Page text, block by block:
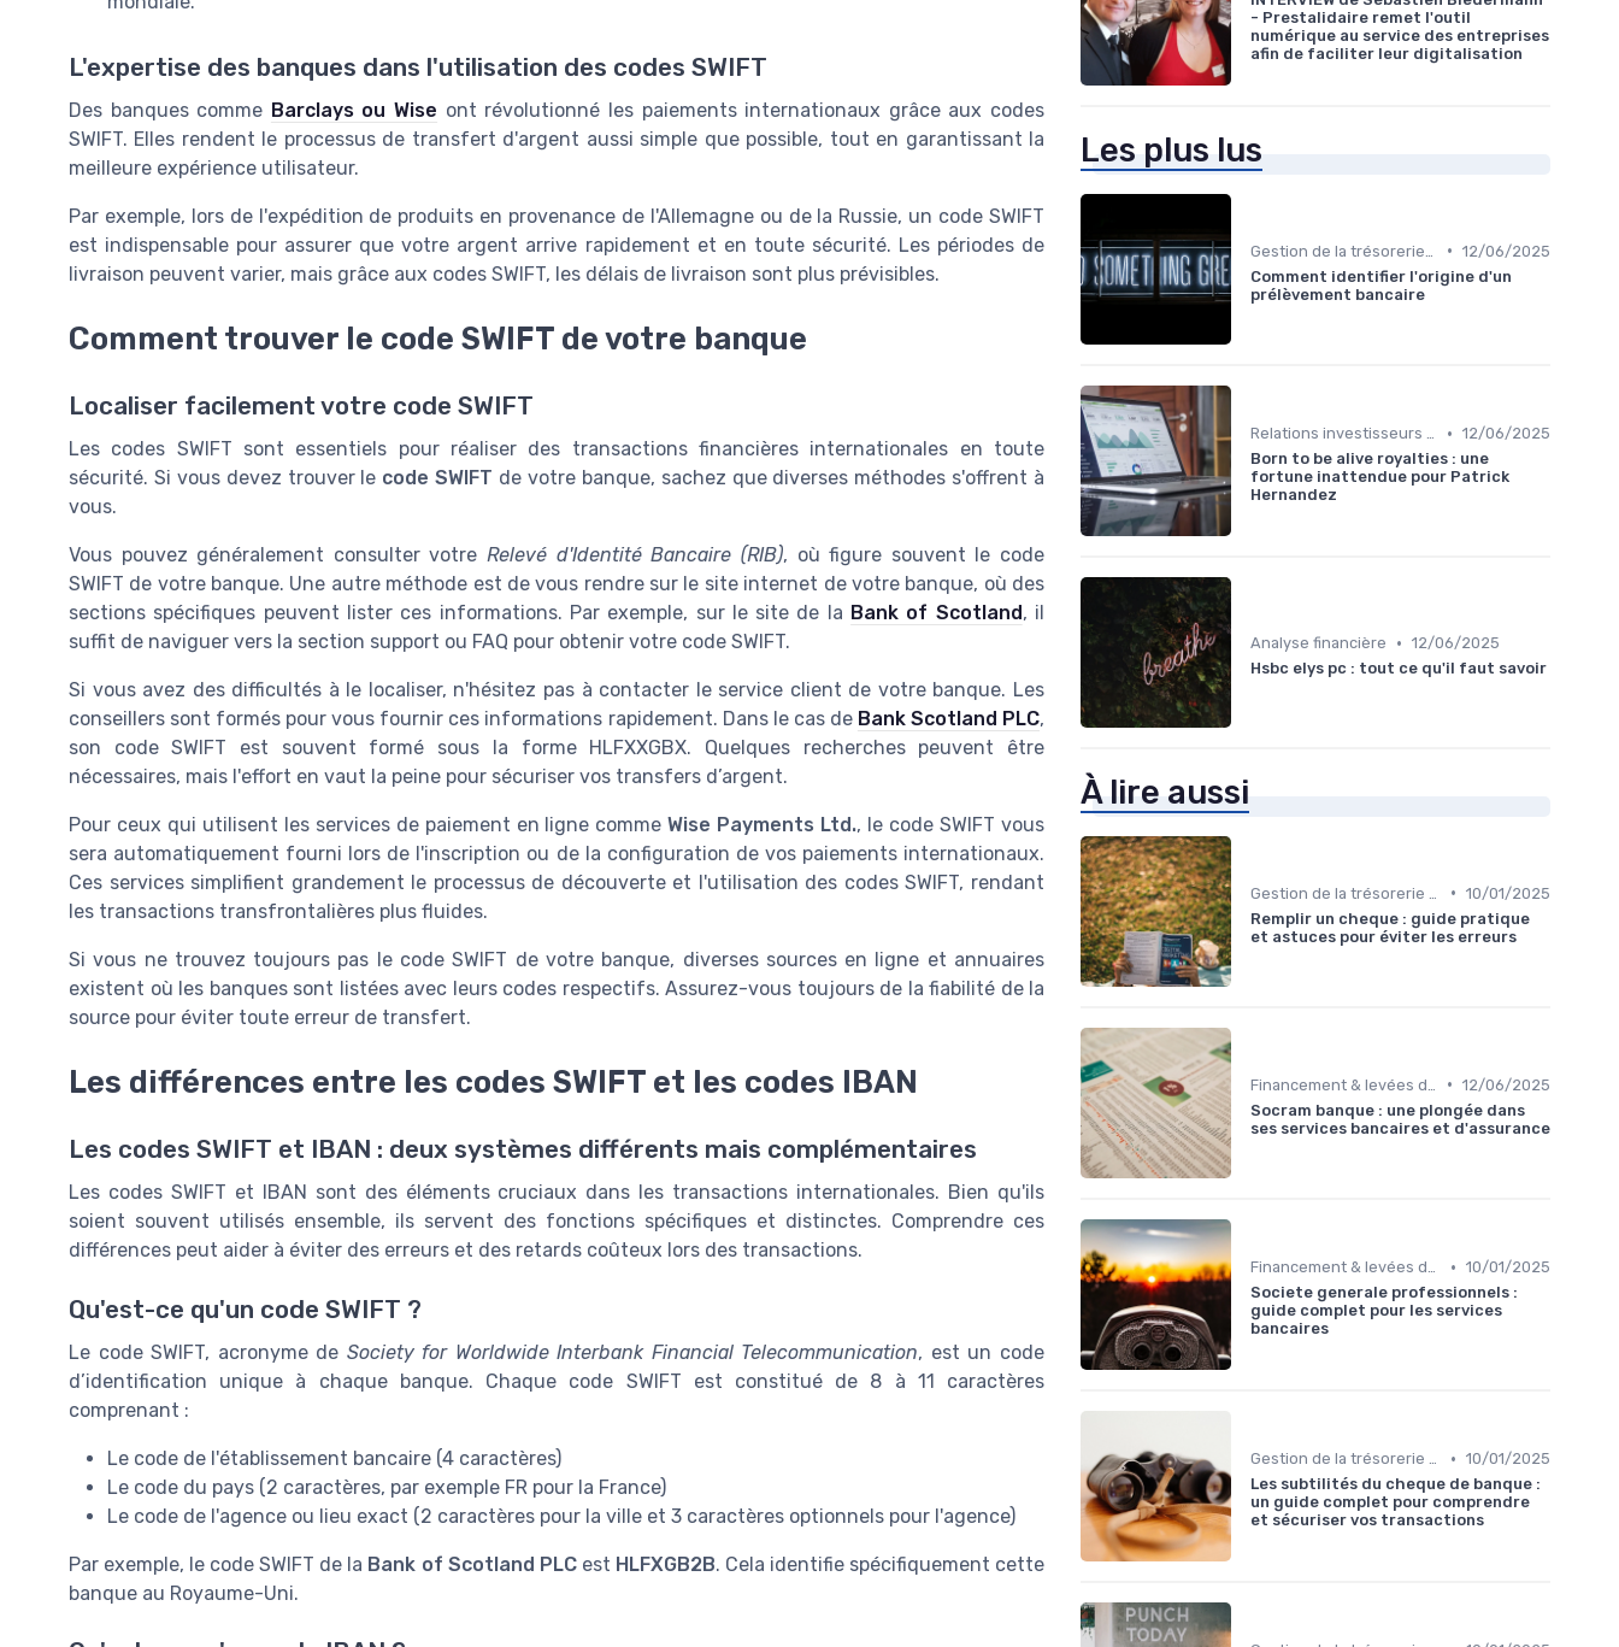
L'expertise des banques dans l'utilisation des codes SWIFT
Des banques comme Barclays ou Wise ont révolutionné les paiements internationaux grâce aux codes
SWIFT. Elles rendent le processus de transfert d'argent aussi simple que possible, tout en garantissant la
meilleure expérience utilisateur.
Par exemple, lors de l'expédition de produits en provenance de l'Allemagne ou de la Russie, un code SWIFT
est indispensable pour assurer que votre argent arrive rapidement et en toute sécurité. Les périodes de
livraison peuvent varier, mais grâce aux codes SWIFT, les délais de livraison sont plus prévisibles.
Comment trouver le code SWIFT de votre banque
Localiser facilement votre code SWIFT
Les codes SWIFT sont essentiels pour réaliser des transactions financières internationales en toute
sécurité. Si vous devez trouver le code SWIFT de votre banque, sachez que diverses méthodes s'offrent à
vous.
Vous pouvez généralement consulter votreRelevé d'Identité Bancaire (RIB), où figure souvent le code
SWIFT de votre banque. Une autre méthode est de vous rendre sur le site internet de votre banque, où des
sections spécifiques peuvent lister ces informations. Par exemple, sur le site de la Bank of Scotland, il
suffit de naviguer vers la section support ou FAQ pour obtenir votre code SWIFT.
Si vous avez des difficultés à le localiser, n'hésitez pas à contacter le service client de votre banque. Les
conseillers sont formés pour vous fournir ces informations rapidement. Dans le cas de Bank Scotland PLC,
son code SWIFT est souvent formé sous la forme HLFXXGBX. Quelques recherches peuvent être
nécessaires, mais l'effort en vaut la peine pour sécuriser vos transfers d’argent.
Pour ceux qui utilisent les services de paiement en ligne commeWise Payments Ltd., le code SWIFT vous
sera automatiquement fourni lors de l'inscription ou de la configuration de vos paiements internationaux.
Ces services simplifient grandement le processus de découverte et l'utilisation des codes SWIFT, rendant
les transactions transfrontalières plus fluides.
Si vous ne trouvez toujours pas le code SWIFT de votre banque, diverses sources en ligne et annuaires
existent où les banques sont listées avec leurs codes respectifs. Assurez-vous toujours de la fiabilité de la
source pour éviter toute erreur de transfert.
Les différences entre les codes SWIFT et les codes IBAN
Les codes SWIFT et IBAN : deux systèmes différents mais complémentaires
Les codes SWIFT et IBAN sont des éléments cruciaux dans les transactions internationales. Bien qu'ils
soient souvent utilisés ensemble, ils servent des fonctions spécifiques et distinctes. Comprendre ces
différences peut aider à éviter des erreurs et des retards coûteux lors des transactions.
Qu'est-ce qu'un code SWIFT ?
Le code SWIFT, acronyme de Society for Worldwide Interbank Financial Telecommunication, est un code
d’identification unique à chaque banque. Chaque code SWIFT est constitué de 8 à 11 caractères
comprenant :
Le code de l'établissement bancaire (4 caractères)
Le code du pays (2 caractères, par exemple FR pour la France)
Le code de l'agence ou lieu exact (2 caractères pour la ville et 3 caractères optionnels pour l'agence)
Par exemple, le code SWIFT de la Bank of Scotland PLCest HLFXGB2B. Cela identifie spécifiquement cette
banque au Royaume-Uni.
- Prestalidaire remet l'outil
numérique au service des entreprises
afin de faciliter leur digitalisation
Les plus lus
• 12/06/2025
Comment identifier l'origine d'un
prélèvement bancaire
Relations investisseurs & actionnaires • 12/06/2025
Born to be alive royalties : une
fortune inattendue pour Patrick
Hernandez
Analyse financière • 12/06/2025
Hsbc elys pc : tout ce qu'il faut savoir
À lire aussi
• 10/01/2025
Remplir un cheque : guide pratique
et astuces pour éviter les erreurs
• 12/06/2025
Socram banque : une plongée dans
ses services bancaires et d'assurance
Financement & levées de fonds • 10/01/2025
Societe generale professionnels :
guide complet pour les services
bancaires
Gestion de la trésorerie & cash management • 10/01/2025
Les subtilités du cheque de banque :
un guide complet pour comprendre
et sécuriser vos transactions